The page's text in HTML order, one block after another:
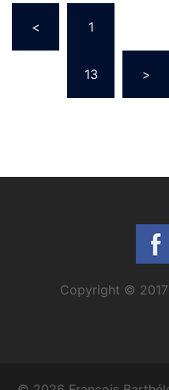
des
publications
< 1
13 >
Copyright ©